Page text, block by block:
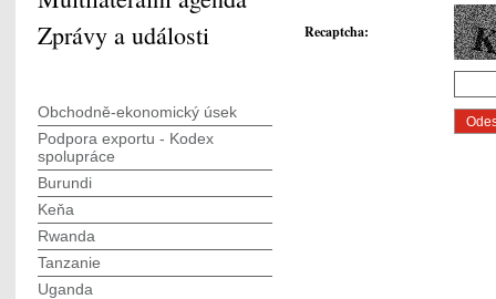
Recaptcha:
Zprávy a události
Obchodně-ekonomický úsek
Podpora exportu - Kodex
spolupráce
Burundi
Keňa
Rwanda
Tanzanie
Uganda